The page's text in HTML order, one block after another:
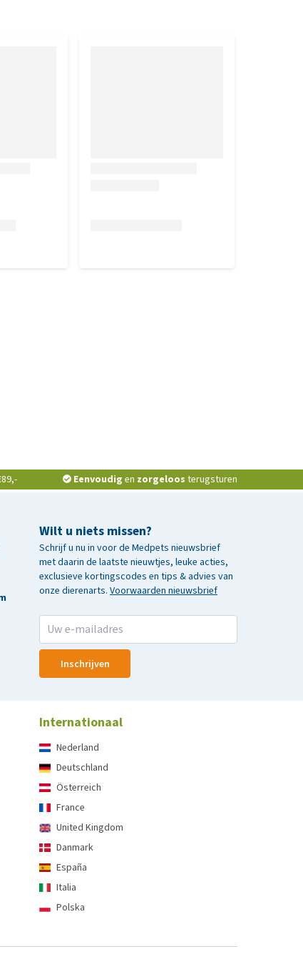
Eenvoudig en zorgeloos terugsturen
Wilt u niets missen?
Schrijf u nu in voor de Medpets nieuwsbrief
met daarin de laatste nieuwtjes, leuke acties,
exclusieve kortingscodes en tips & advies van
onze dierenarts. Voorwaarden nieuwsbrief
Inschrijven
Internationaal
Nederland
Deutschland
Österreich
France
United Kingdom
Danmark
España
Italia
Polska